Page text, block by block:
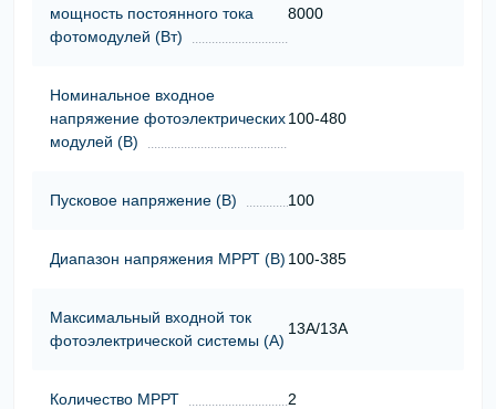
мощность постоянного тока
фотомодулей (Вт)
8000
Номинальное входное
напряжение фотоэлектрических
модулей (В)
100-480
Пусковое напряжение (В) 100
Диапазон напряжения МРРТ (В) 100-385
Максимальный входной ток
фотоэлектрической системы (А)
13А/13А
Количество МРРТ 2